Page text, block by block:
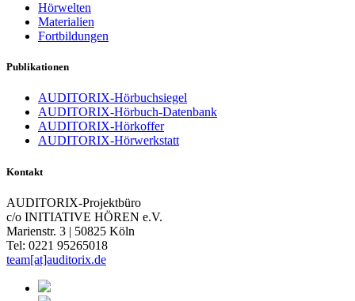
Hörwelten
Materialien
Fortbildungen
Publikationen
AUDITORIX-Hörbuchsiegel
AUDITORIX-Hörbuch-Datenbank
AUDITORIX-Hörkoffer
AUDITORIX-Hörwerkstatt
Kontakt
AUDITORIX-Projektbüro
c/o INITIATIVE HÖREN e.V.
Marienstr. 3 | 50825 Köln
Tel: 0221 95265018
team[at]auditorix.de